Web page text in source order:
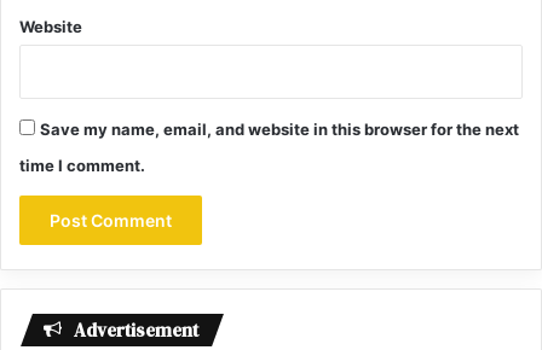
Website
Save my name, email, and website in this browser for the next
time I comment.
Advertisement